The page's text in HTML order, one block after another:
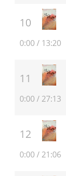
0:00/ 13:20
0:00/ 27:13
0:00/ 21:06